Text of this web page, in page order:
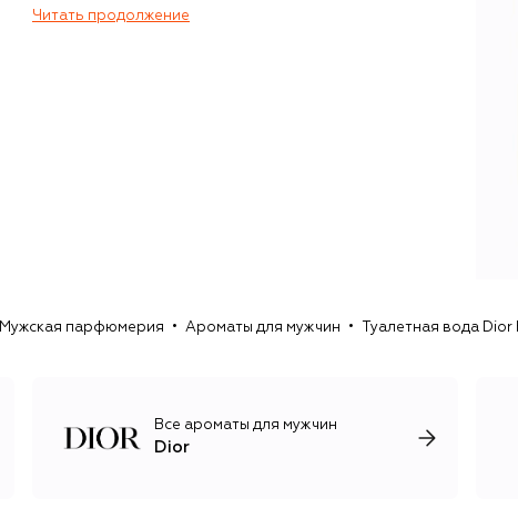
его.
грасское поместье Диора La Colle Noire с розовыми
так же свежо, подобно легендарному Sauvage, воспевая
не цветочную, но другие не менее важные главы в
Читать продолжение
Мужская парфюмерия Ароматы для мужчин Туалетная вода
Все ароматы для мужчин
Dior